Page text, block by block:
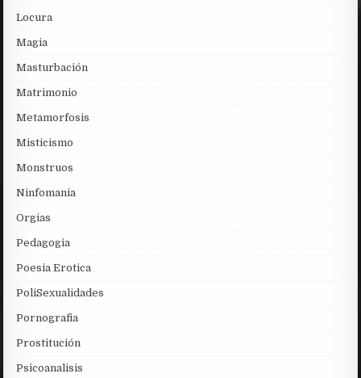
Locura
Magia
Masturbación
Matrimonio
Metamorfosis
Misticismo
Monstruos
Ninfomania
Orgias
Pedagogia
Poesia Erotica
PoliSexualidades
Pornografia
Prostitución
Psicoanalisis